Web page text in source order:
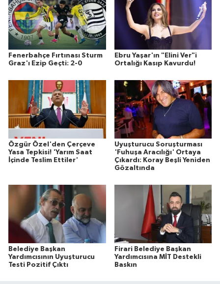
Fenerbahçe Fırtınası Sturm
Graz'ı Ezip Geçti: 2-0
Ebru Yaşar'ın "Elini Ver"i
Ortalığı Kasıp Kavurdu!
Özgür Özel'den Çerçeve
Yasa Tepkisi! 'Yarım Saat
İçinde Teslim Ettiler'
Uyuşturucu Soruşturması
'Fuhuşa Aracılığı' Ortaya
Çıkardı: Koray Beşli Yeniden
Gözaltında
Belediye Başkan
Yardımcısının Uyuşturucu
Testi Pozitif Çıktı
Firari Belediye Başkan
Yardımcısına MİT Destekli
Baskın